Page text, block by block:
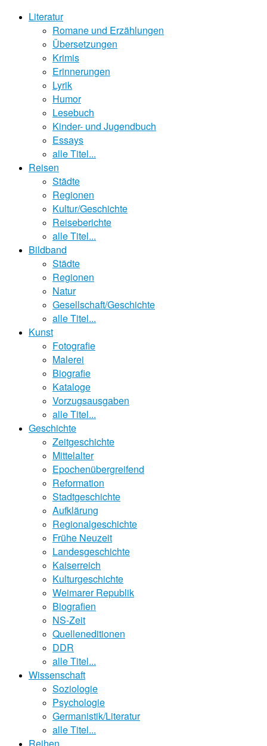
Literatur
Romane und Erzählungen
Übersetzungen
Krimis
Erinnerungen
Lyrik
Humor
Lesebuch
Kinder- und Jugendbuch
Essays
alle Titel...
Reisen
Städte
Regionen
Kultur/Geschichte
Reiseberichte
alle Titel...
Bildband
Städte
Regionen
Natur
Gesellschaft/Geschichte
alle Titel...
Kunst
Fotografie
Malerei
Biografie
Kataloge
Vorzugsausgaben
alle Titel...
Geschichte
Zeitgeschichte
Mittelalter
Epochenübergreifend
Reformation
Stadtgeschichte
Aufklärung
Regionalgeschichte
Frühe Neuzeit
Landesgeschichte
Kaiserreich
Kulturgeschichte
Weimarer Republik
Biografien
NS-Zeit
Quelleneditionen
DDR
alle Titel...
Wissenschaft
Soziologie
Psychologie
Germanistik/Literatur
alle Titel...